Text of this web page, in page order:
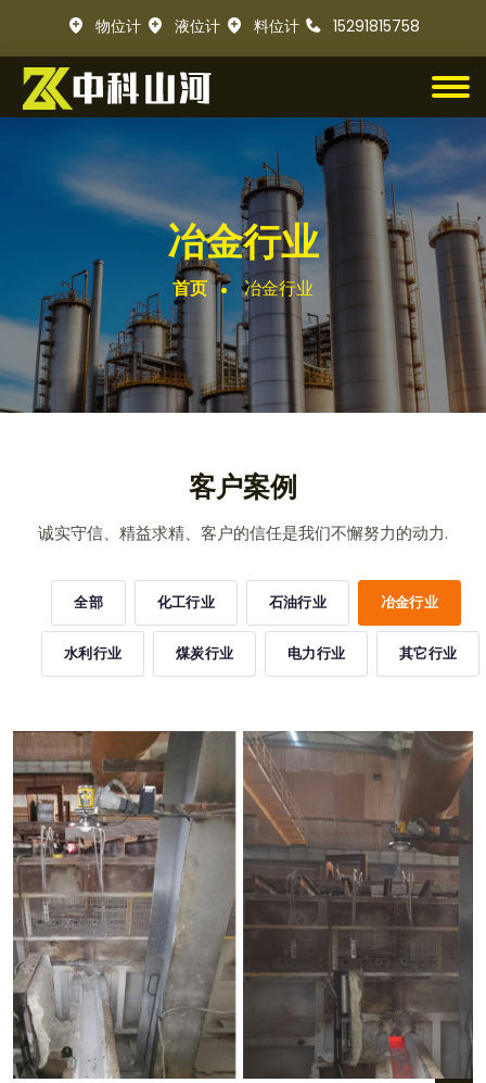
物位计 液位计 料位计 15291815758
冶金行业
首页 冶金行业
客户案例
诚实守信、精益求精、客户的信任是我们不懈努力的动力.
全部 化工行业 石油行业 冶金行业
水利行业 煤炭行业 电力行业 其它行业